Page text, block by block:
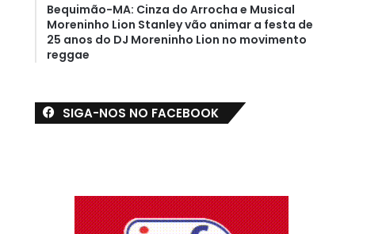
Bequimão-MA: Cinza do Arrocha e Musical
Moreninho Lion Stanley vão animar a festa de
25 anos do DJ Moreninho Lion no movimento
reggae
SIGA-NOS NO FACEBOOK